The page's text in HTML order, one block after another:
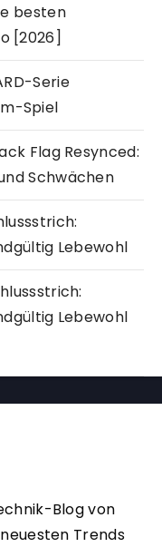
besten
[2026]
Serie
Spiel
Flag Resynced:
Schwächen
Lebewohl
Lebewohl
Blog von
Trends